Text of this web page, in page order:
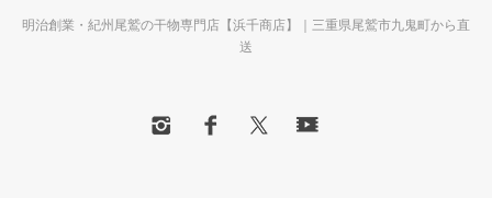
明治創業・紀州尾鷲の干物専門店【浜千商店】｜三重県尾鷲市九鬼町から直
送